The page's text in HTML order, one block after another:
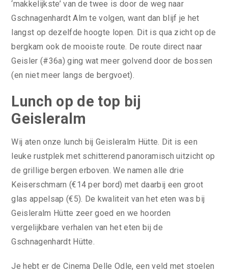
‘makkelijkste’ van de twee is door de weg naar
Gschnagenhardt Alm te volgen, want dan blijf je het
langst op dezelfde hoogte lopen. Dit is qua zicht op de
bergkam ook de mooiste route. De route direct naar
Geisler (#36a) ging wat meer golvend door de bossen
(en niet meer langs de bergvoet).
Lunch op de top bij
Geisleralm
Wij aten onze lunch bij Geisleralm Hütte. Dit is een
leuke rustplek met schitterend panoramisch uitzicht op
de grillige bergen erboven. We namen alle drie
Keiserschmarn (€14 per bord) met daarbij een groot
glas appelsap (€5). De kwaliteit van het eten was bij
Geisleralm Hütte zeer goed en we hoorden
vergelijkbare verhalen van het eten bij de
Gschnagenhardt Hütte.
Je hebt er de Cinema Delle Odle, een veld met stoelen